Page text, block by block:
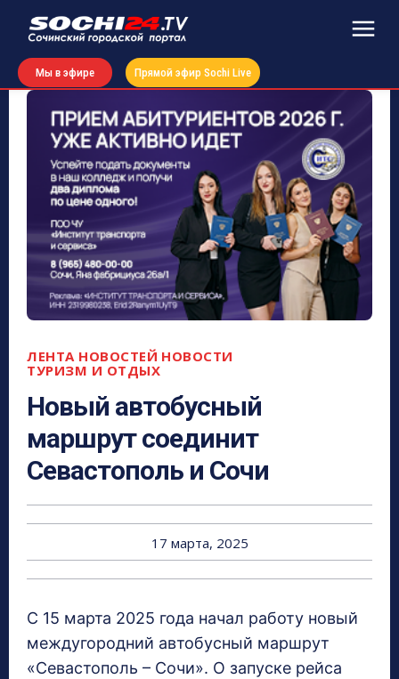
Мы в эфире Прямой эфир Sochi Live
ЛЕНТА НОВОСТЕЙ НОВОСТИ
ТУРИЗМ И ОТДЫХ
Новый автобусный
маршрут соединит
Севастополь и Сочи
17 марта, 2025
С 15 марта 2025 года начал работу новый
междугородний автобусный маршрут
«Севастополь – Сочи». О запуске рейса